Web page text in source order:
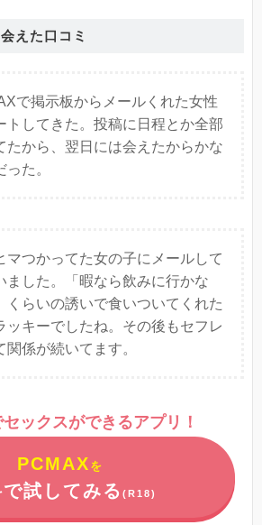
えた口コミ
で掲示板からメールくれた女性
トしてきた。投稿に日程とか全部
たから、翌日には会えたからかな
った。
マつかってた女の子にメールして
ました。「暇なら飲みに行かな
くらいの誘いで食いついてくれた
ッキーでしたね。その後もセフレ
関係が続いてます。
ックスができるアプリ！
PCMAX を
試してみる (R18)